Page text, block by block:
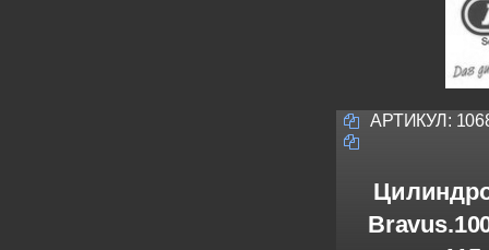
АРТИКУЛ: